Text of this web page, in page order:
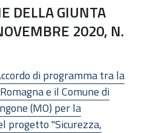
DELLA GIUNTA
2020, N.
di programma tra la
e il Comune di
(MO) per la
progetto "Sicurezza,